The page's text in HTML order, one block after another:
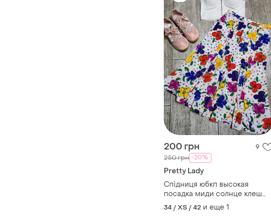
200 грн 9
250 грн -20%
Pretty Lady
Спідниця юбкп высокая
посадка миди солнце клеш
пышная колокол а силуэт годе
струящаяся цветочный принт
34 / XS / 42 и еще 1